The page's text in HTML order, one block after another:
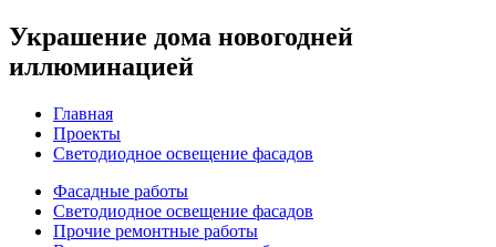
Украшение дома новогодней
иллюминацией
Главная
Проекты
Светодиодное освещение фасадов
Фасадные работы
Светодиодное освещение фасадов
Прочие ремонтные работы